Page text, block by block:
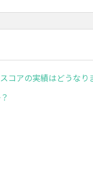
コアの実績はどうなり